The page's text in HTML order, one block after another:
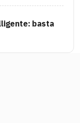
basta